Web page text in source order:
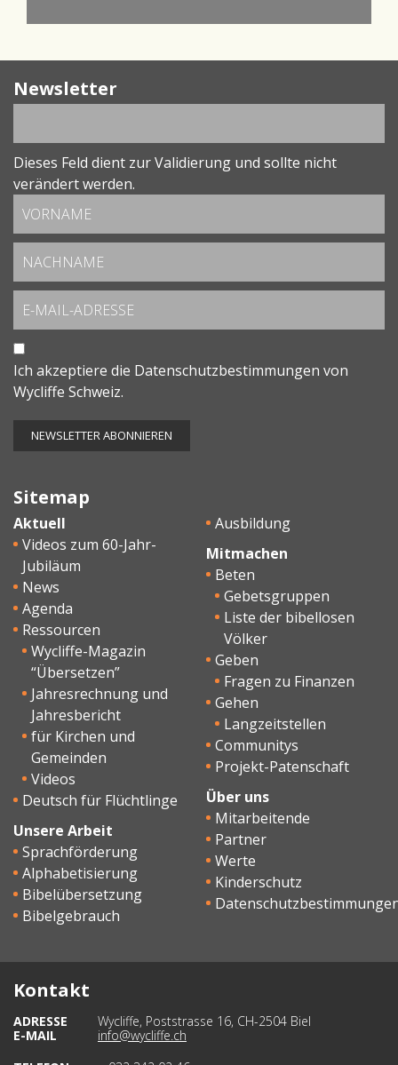
Newsletter
Dieses Feld dient zur Validierung und sollte nicht
verändert werden.
Ich akzeptiere die Datenschutzbestimmungen von
Wycliffe Schweiz.
Sitemap
Aktuell
Videos zum 60-Jahr-
Jubiläum
News
Agenda
Ressourcen
Wycliffe-Magazin
“Übersetzen”
Jahresrechnung und
Jahresbericht
für Kirchen und
Gemeinden
Videos
Deutsch für Flüchtlinge
Unsere Arbeit
Sprachförderung
Alphabetisierung
Bibelübersetzung
Bibelgebrauch
Ausbildung
Mitmachen
Beten
Gebetsgruppen
Liste der bibellosen
Völker
Geben
Fragen zu Finanzen
Gehen
Langzeitstellen
Communitys
Projekt-Patenschaft
Über uns
Mitarbeitende
Partner
Werte
Kinderschutz
Kontakt
ADRESSE
Wycliffe, Poststrasse 16, CH-2504 Biel
E-MAIL
info@wycliffe.ch